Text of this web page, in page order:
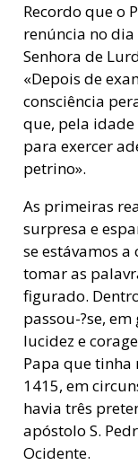
Recordo que o
renúncia no dia
Senhora de
«Depois de
consciência
que, pela idade
para exercer
petrino».
As primeiras
surpresa e
se estávamos
tomar as
figurado.
passou-?se,
lucidez e
Papa que tinha
1415, em
havia três
apóstolo S.
Ocidente.